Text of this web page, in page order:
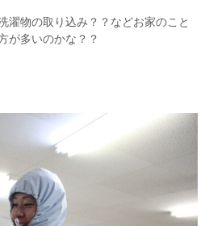
濯物の取り込み？？などお家のこと
が多いのかな？？